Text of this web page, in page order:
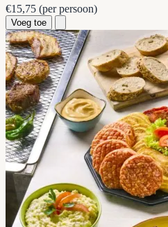
€15,75 (per persoon)
Voeg toe